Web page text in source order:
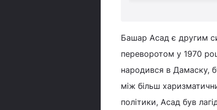
Башар Асад є другим
переворотом у 1970
народився в Дамаску,
між більш
політики, Асад був